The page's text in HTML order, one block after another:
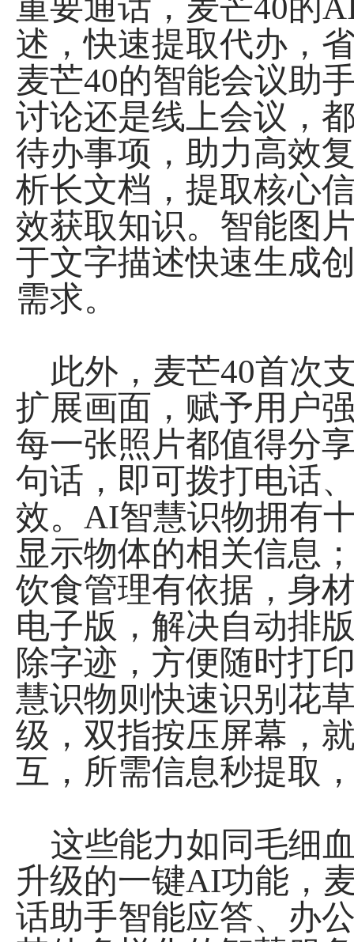
重要通话，麦芒40的
述，快速提取代办，
麦芒40的智能会议助
讨论还是线上会议，
待办事项，助力高效
析长文档，提取核心
效获取知识。智能图
于文字描述快速生成
需求。
此外，麦芒40首次
扩展画面，赋予用户
每一张照片都值得分
句话，即可拨打电话
效。AI智慧识物拥有
显示物体的相关信息
饮食管理有依据，身
电子版，解决自动排
除字迹，方便随时打
慧识物则快速识别花
级，双指按压屏幕，
互，所需信息秒提取
这些能力如同毛细
升级的一键AI功能，
话助手智能应答、办